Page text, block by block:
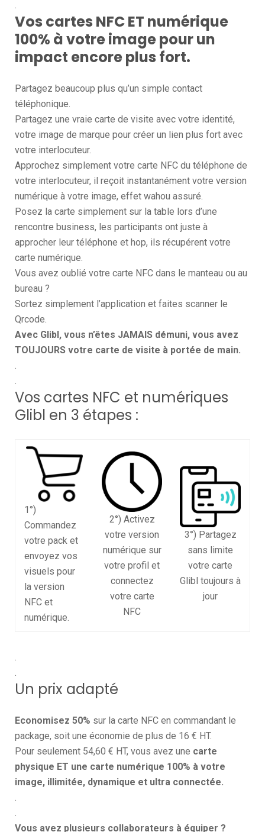
Vos cartes NFC ET numérique
100% à votre image pour un
impact encore plus fort.
Partagez beaucoup plus qu’un simple contact
téléphonique.
Partagez une vraie carte de visite avec votre identité,
votre image de marque pour créer un lien plus fort avec
votre interlocuteur.
Approchez simplement votre carte NFC du téléphone de
votre interlocuteur, il reçoit instantanément votre version
numérique à votre image, effet wahou assuré.
Posez la carte simplement sur la table lors d’une
rencontre business, les participants ont juste à
approcher leur téléphone et hop, ils récupérent votre
carte numérique.
Vous avez oublié votre carte NFC dans le manteau ou au
bureau ?
Sortez simplement l’application et faites scanner le
Qrcode.
Avec Glibl, vous n’êtes JAMAIS démuni, vous avez
TOUJOURS votre carte de visite à portée de main.
Vos cartes NFC et numériques
Glibl en 3 étapes :
1°)
Commandez
votre pack et
envoyez vos
visuels pour
la version
NFC et
numérique.
2°) Activez
votre version
numérique sur
votre profil et
connectez
votre carte
NFC
3°) Partagez
sans limite
votre carte
Glibl toujours à
jour
Un prix adapté
Economisez 50% sur la carte NFC en commandant le
package, soit une économie de plus de 16 € HT.
Pour seulement 54,60 € HT, vous avez une carte
physique ET une carte numérique 100% à votre
image, illimitée, dynamique et ultra connectée.
Vous avez plusieurs collaborateurs à équiper ?